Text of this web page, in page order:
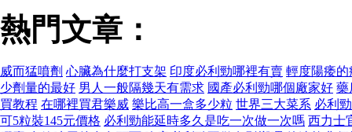
熱門文章：
威而猛噴劑 心臟為什麼打支架 印度必利勁哪裡有賣 輕度陽痿的
少劑量的最好 男人一般隔幾天有需求 國產必利勁哪個廠家好 藥
買教程 在哪裡買君樂威 樂比高一盒多少粒 世界三大菜系 必利
可5粒裝145元價格 必利勁能延時多久是吃一次做一次嗎 西力士